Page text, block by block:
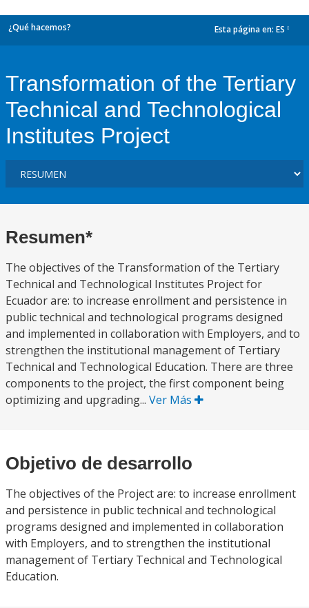
¿Qué hacemos? Esta página en: ES
Transformation of the Tertiary
Technical and Technological
Institutes Project
Resumen*
The objectives of the Transformation of the Tertiary
Technical and Technological Institutes Project for
Ecuador are: to increase enrollment and persistence in
public technical and technological programs designed
and implemented in collaboration with Employers, and to
strengthen the institutional management of Tertiary
Technical and Technological Education. There are three
components to the project, the first component being
optimizing and upgrading... Ver Más
Objetivo de desarrollo
The objectives of the Project are: to increase enrollment
and persistence in public technical and technological
programs designed and implemented in collaboration
with Employers, and to strengthen the institutional
management of Tertiary Technical and Technological
Education.